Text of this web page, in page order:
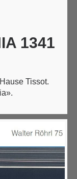
1341
Tissot.